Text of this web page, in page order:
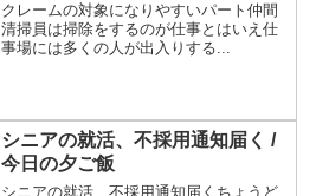
クレームの対象になりやすいパート仲間
清掃員は掃除をするのが仕事とはいえ仕
事場には多くの人が出入りする...
シニアの就活、不採用通知届く /
今日の夕ご飯
シニアの就活、不採用通知届くちょうど